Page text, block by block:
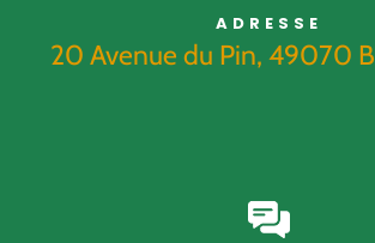
ADRESSE
20 Avenue du Pin, 49070